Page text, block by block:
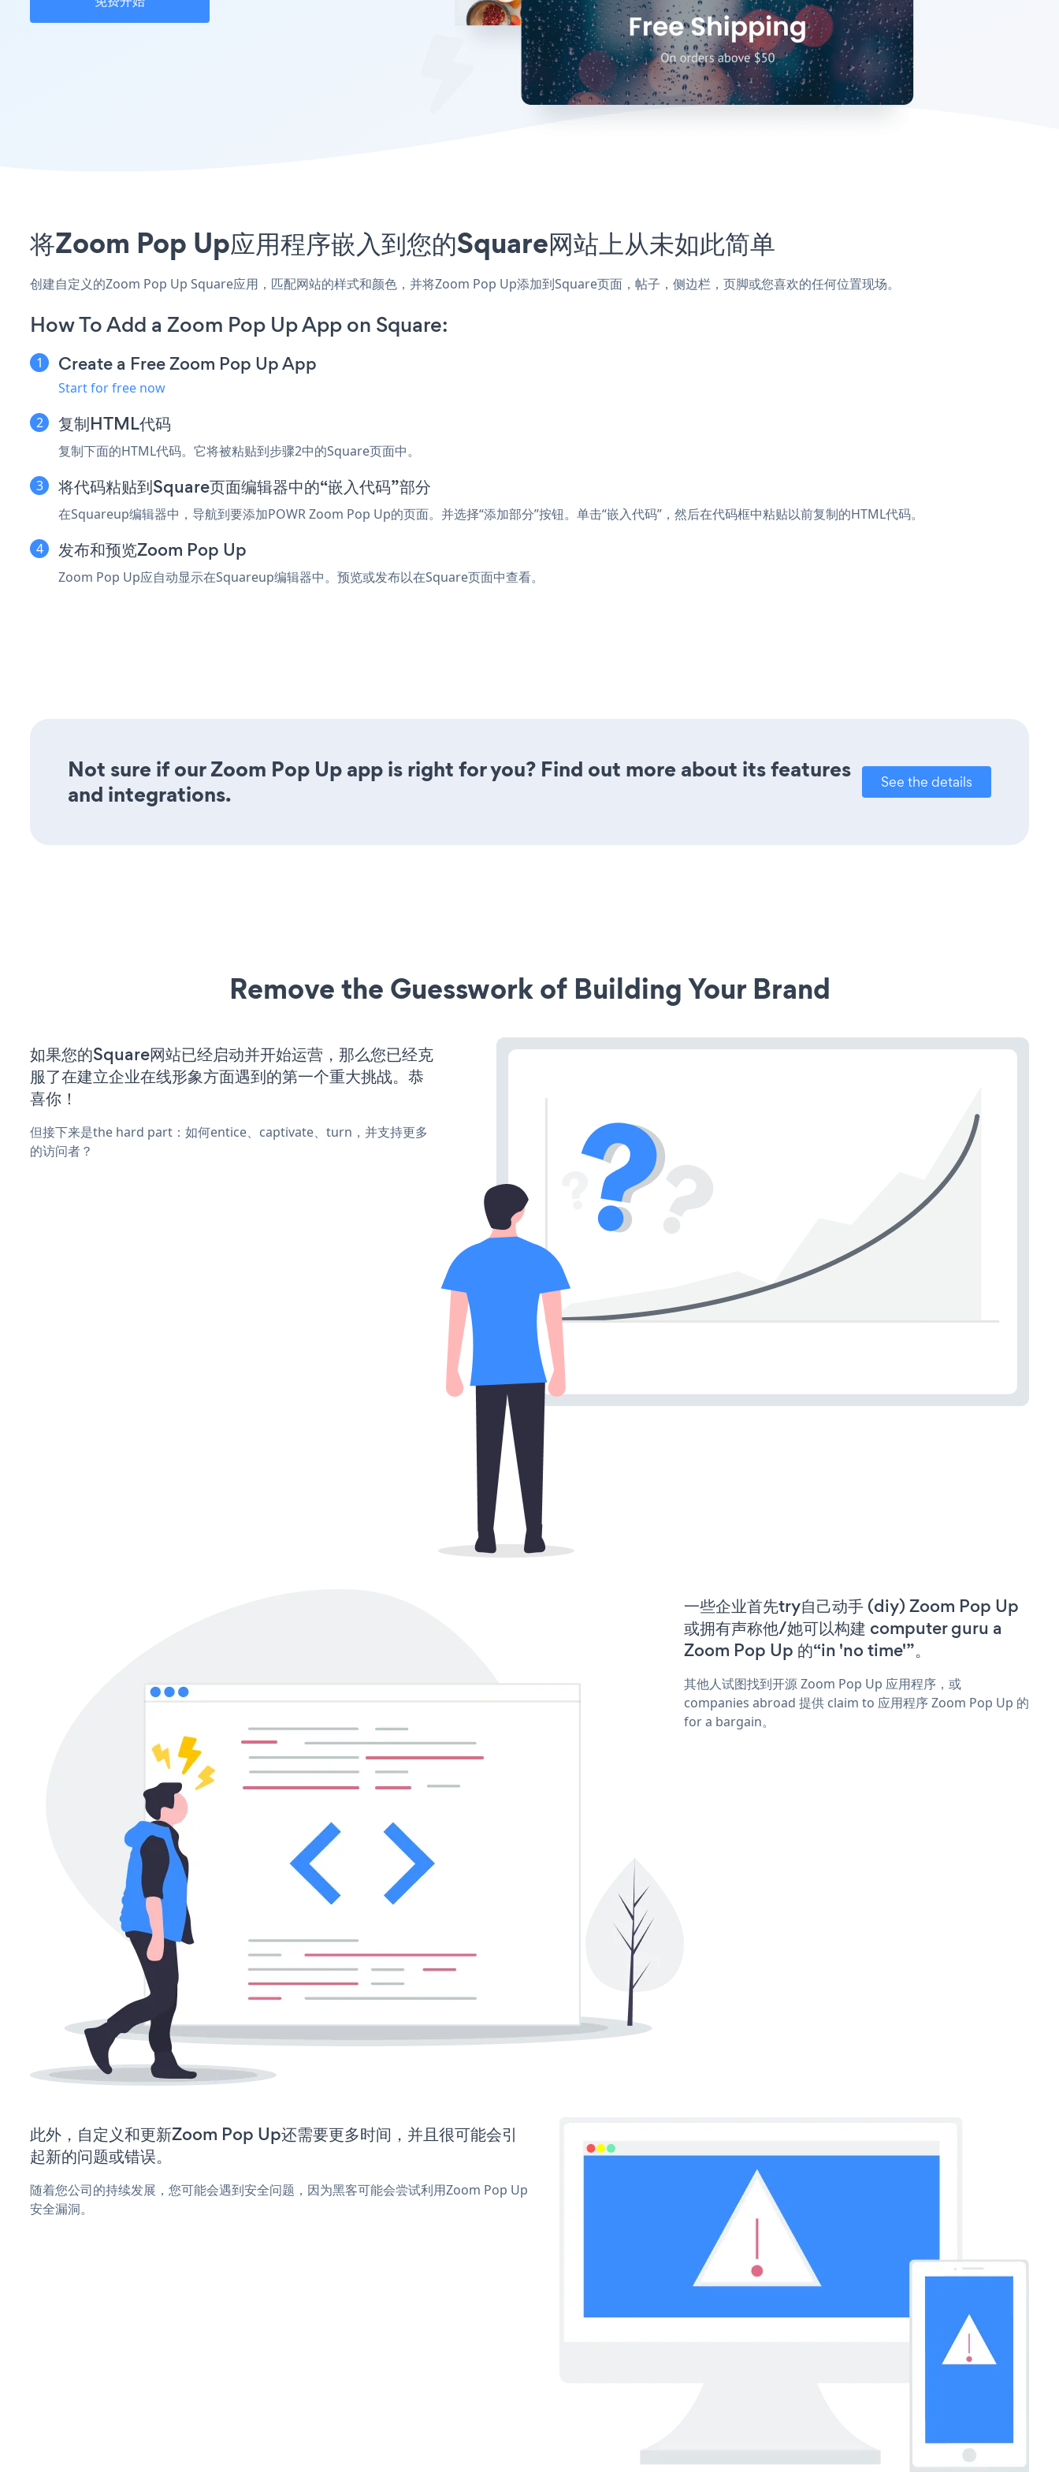
将Zoom Pop Up应用程序嵌入到您的Square网站上从未如此简单
创建自定义的Zoom Pop Up Square应用，匹配网站的样式和颜色，并将Zoom Pop Up添加到Square页面，帖子，侧边栏，页脚或您喜欢的任何位置现场。
How To Add a Zoom Pop Up App on Square:
Create a Free Zoom Pop Up App
Start for free now
复制HTML代码
复制下面的HTML代码。它将被粘贴到步骤2中的Square页面中。
将代码粘贴到Square页面编辑器中的“嵌入代码”部分
在Squareup编辑器中，导航到要添加POWR Zoom Pop Up的页面。并选择“添加部分”按钮。单击“嵌入代码”，然后在代码框中粘贴以前复制的HTML代码。
发布和预览Zoom Pop Up
Zoom Pop Up应自动显示在Squareup编辑器中。预览或发布以在Square页面中查看。
Not sure if our Zoom Pop Up app is right for you? Find out more about its features
and integrations.
See the details
Remove the Guesswork of Building Your Brand
如果您的Square网站已经启动并开始运营，那么您已经克
服了在建立企业在线形象方面遇到的第一个重大挑战。恭
喜你！
但接下来是the hard part：如何entice、captivate、turn，并支持更多
的访问者？
一些企业首先try自己动手 (diy) Zoom Pop Up
或拥有声称他/她可以构建 computer guru a
Zoom Pop Up 的“in 'no time'”。
其他人试图找到开源 Zoom Pop Up 应用程序，或
companies abroad 提供 claim to 应用程序 Zoom Pop Up 的
for a bargain。
此外，自定义和更新Zoom Pop Up还需要更多时间，并且很可能会引
起新的问题或错误。
随着您公司的持续发展，您可能会遇到安全问题，因为黑客可能会尝试利用Zoom Pop Up
安全漏洞。